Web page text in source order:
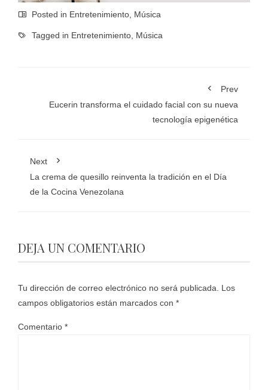
Posted in Entretenimiento, Música
Tagged in Entretenimiento, Música
Prev
Eucerin transforma el cuidado facial con su nueva
tecnología epigenética
Next
La crema de quesillo reinventa la tradición en el Día
de la Cocina Venezolana
DEJA UN COMENTARIO
Tu dirección de correo electrónico no será publicada. Los
campos obligatorios están marcados con *
Comentario *